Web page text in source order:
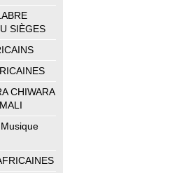
SIÈGES
CHIWARA